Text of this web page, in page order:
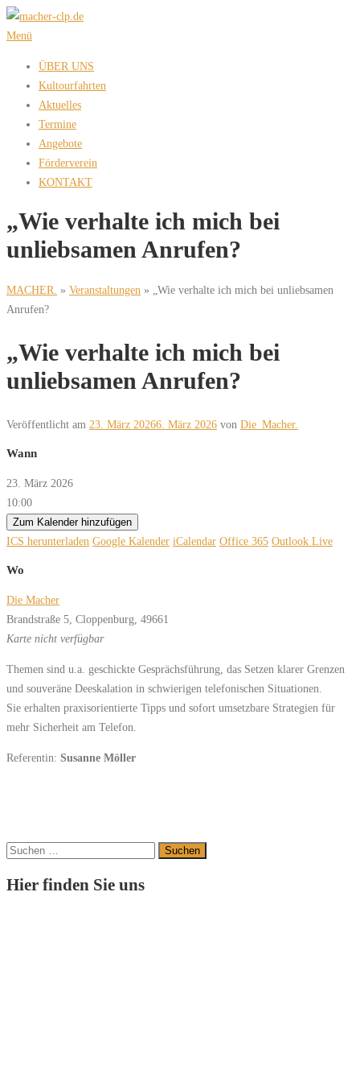
Zum
Inhalt
Menü
ÜBER UNS
Kultourfahrten
Aktuelles
Termine
Angebote
Förderverein
KONTAKT
„Wie verhalte ich mich bei
unliebsamen Anrufen?
MACHER. » Veranstaltungen »
„Wie verhalte ich mich bei unliebsamen
Anrufen?
„Wie verhalte ich mich bei
unliebsamen Anrufen?
Veröffentlicht am 23. März 20266. März 2026 von Die_Macher.
Wann
23. März 2026
10:00
Zum Kalender hinzufügen
ICS herunterladen Google Kalender iCalendar Office 365 Outlook Live
Wo
Die Macher
Brandstraße 5, Cloppenburg, 49661
Karte nicht verfügbar
Themen sind u.a. geschickte Gesprächsführung, das Setzen klarer Grenzen
und souveräne Deeskalation in schwierigen telefonischen Situationen.
Sie erhalten praxisorientierte Tipps und sofort umsetzbare Strategien für
mehr Sicherheit am Telefon.
Referentin: Susanne Möller
Suchen
Hier finden Sie uns